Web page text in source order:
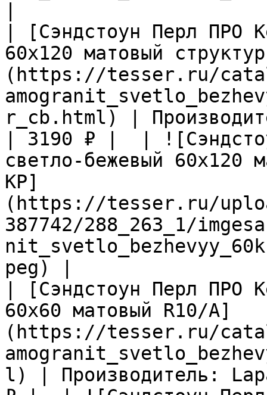
| [Сэндстоун Перл ПРО
60х120 матовый
(https://tesser.ru/
r_cb.html) |
| 3190 ₽ |  |
светло-бежевый 60х120
КР]
(https://tesser.ru/
387742/288_263_1/
peg) |
| [Сэндстоун Перл ПРО
60х60 матовый R10/A]
(https://tesser.ru/
l) | Производитель: